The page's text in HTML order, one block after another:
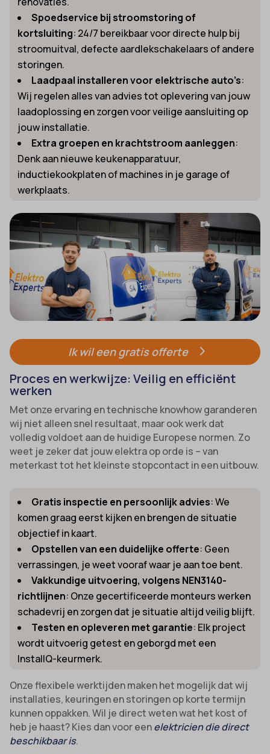
Spoedservice bij stroomstoring of
kortsluiting: 24/7 bereikbaar voor directe hulp bij
stroomuitval, defecte aardlekschakelaars of andere
storingen.
Laadpaal installeren voor elektrische auto’s:
Wij regelen alles van advies tot oplevering van jouw
laadoplossing en zorgen voor veilige aansluiting op
jouw installatie.
Extra groepen en krachtstroom aanleggen:
Denk aan nieuwe keukenapparatuur,
inductiekookplaten of machines in je garage of
werkplaats.
Ik wil een gratis offerte
Proces en werkwijze: Veilig en efficiënt
werken
Met onze ervaring en technische knowhow garanderen
wij niet alleen snel resultaat, maar ook werk dat
volledig voldoet aan de huidige Europese normen. Zo
weet je zeker dat jouw elektra op orde is – van
meterkast tot het kleinste stopcontact in een uitbouw.
Gratis inspectie en persoonlijk advies: We
komen graag eerst kijken en brengen de situatie
objectief in kaart.
Opstellen van een duidelijke offerte: Geen
verrassingen, je weet vooraf waar je aan toe bent.
Vakkundige uitvoering, volgens NEN3140-
richtlijnen: Onze gecertificeerde monteurs werken
schadevrij en zorgen dat je situatie altijd veilig blijft.
Testen en opleveren met garantie: Elk project
wordt uitvoerig getest en geborgd met een
InstallQ-keurmerk.
Onze flexibele werktijden maken het mogelijk dat wij
installaties, keuringen en storingen op korte termijn
kunnen oppakken. Wil je direct weten wat het kost of
heb je haast? Kies dan voor eenelektricien die direct
beschikbaar is.